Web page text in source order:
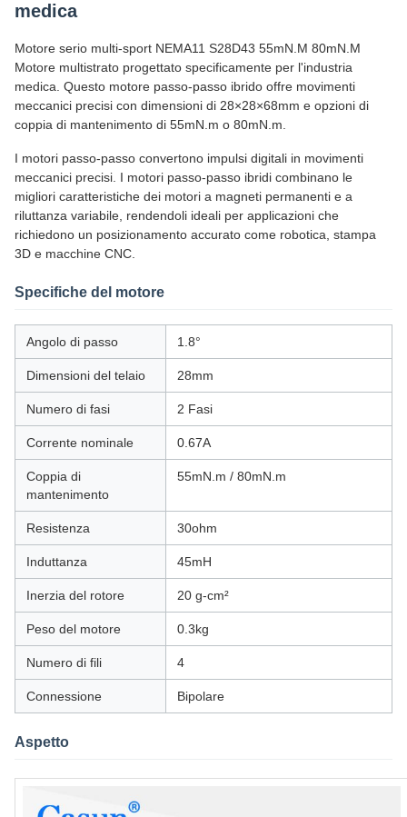
medica
Motore serio multi-sport NEMA11 S28D43 55mN.M 80mN.M
Motore multistrato progettato specificamente per l'industria
medica. Questo motore passo-passo ibrido offre movimenti
meccanici precisi con dimensioni di 28×28×68mm e opzioni di
coppia di mantenimento di 55mN.m o 80mN.m.
I motori passo-passo convertono impulsi digitali in movimenti
meccanici precisi. I motori passo-passo ibridi combinano le
migliori caratteristiche dei motori a magneti permanenti e a
riluttanza variabile, rendendoli ideali per applicazioni che
richiedono un posizionamento accurato come robotica, stampa
3D e macchine CNC.
Specifiche del motore
Angolo di passo 1.8°
Dimensioni del telaio 28mm
Numero di fasi 2 Fasi
Corrente nominale 0.67A
Coppia di
mantenimento
55mN.m / 80mN.m
Resistenza 30ohm
Induttanza 45mH
Inerzia del rotore 20 g-cm²
Peso del motore 0.3kg
Numero di fili 4
Connessione Bipolare
Aspetto